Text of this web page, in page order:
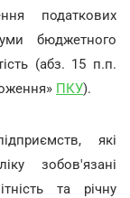
податкових
бюджетного
(абз. 15 п.п.
ПКУ).
які
зобов'язані
та річну